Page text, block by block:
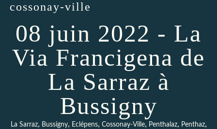
cossonay-ville
08 juin 2022 - La
Via Francigena de
La Sarraz à
Bussigny
La Sarraz, Bussigny, Eclépens, Cossonay-Ville, Penthalaz, Penthaz,